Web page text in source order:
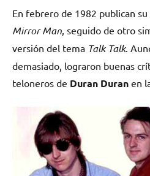
En febrero de 1982 publican
Mirror Man , seguido de otro
versión del tema Talk Talk.
demasiado, lograron buenas
teloneros de Duran Duran en